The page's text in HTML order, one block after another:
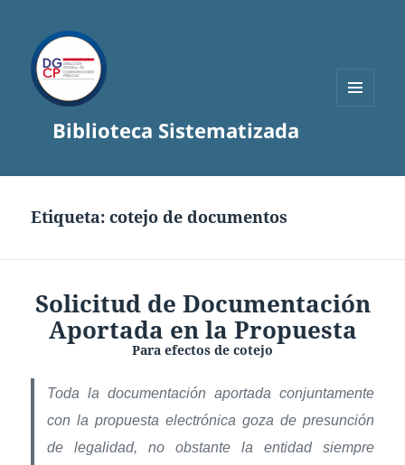
Biblioteca Sistematizada
Etiqueta:cotejo de documentos
Solicitud de Documentación
Aportada en la Propuesta
Para efectos de cotejo
Toda la documentación aportada conjuntamente
con la propuesta electrónica goza de presunción
de legalidad, no obstante la entidad siempre